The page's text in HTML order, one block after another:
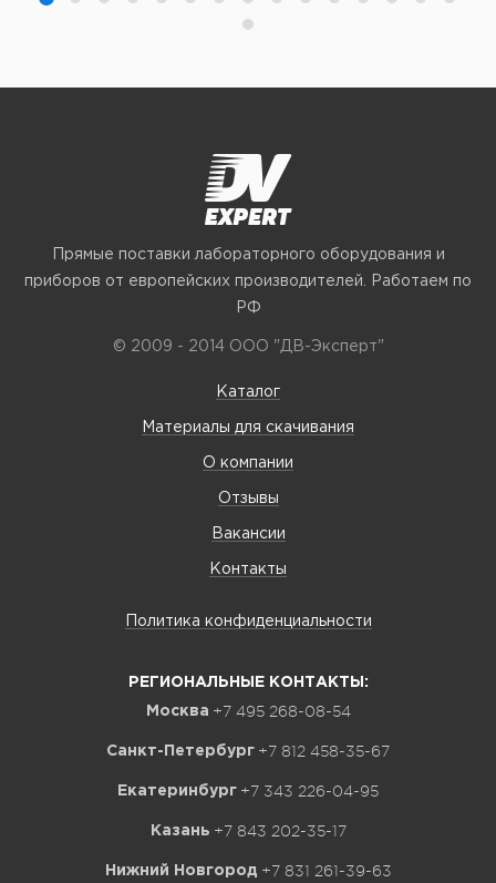
Прямые поставки лабораторного оборудования и
приборов от европейских производителей. Работаем по
РФ
© 2009 - 2014 ООО "ДВ-Эксперт"
Каталог
Материалы для скачивания
О компании
Отзывы
Вакансии
Контакты
Политика конфиденциальности
РЕГИОНАЛЬНЫЕ КОНТАКТЫ:
Москва +7 495 268-08-54
Санкт-Петербург +7 812 458-35-67
Екатеринбург +7 343 226-04-95
Казань +7 843 202-35-17
Нижний Новгород +7 831 261-39-63